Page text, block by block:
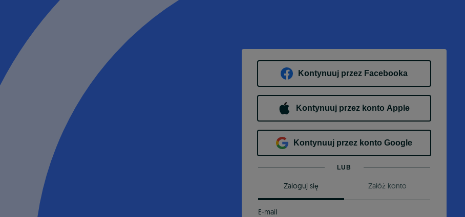
Kontynuuj przez Facebooka
Kontynuuj przez konto Apple
Kontynuuj przez konto Google
LUB
Zaloguj się Załóż konto
E-mail